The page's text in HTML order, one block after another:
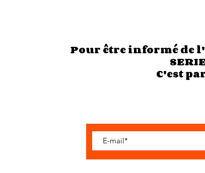
Pour être informé de
C'est